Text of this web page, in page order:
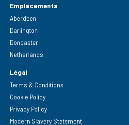
Emplacements
Aberdeen
Darlington
Doncaster
Netherlands
Légal
Terms & Conditions
Cookie Policy
Privacy Policy
Modern Slavery Statement